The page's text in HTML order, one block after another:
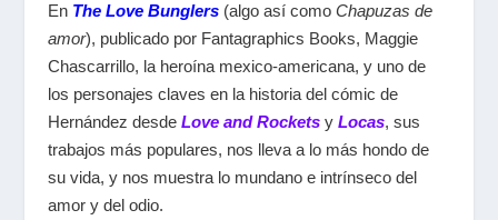
En The Love Bunglers(algo así como Chapuzas de
amor), publicado por Fantagraphics Books, Maggie
Chascarrillo, la heroína mexico-americana, y uno de
los personajes claves en la historia del cómic de
Hernández desde Love and Rocketsy Locas, sus
trabajos más populares, nos lleva a lo más hondo de
su vida, y nos muestra lo mundano e intrínseco del
amor y del odio.